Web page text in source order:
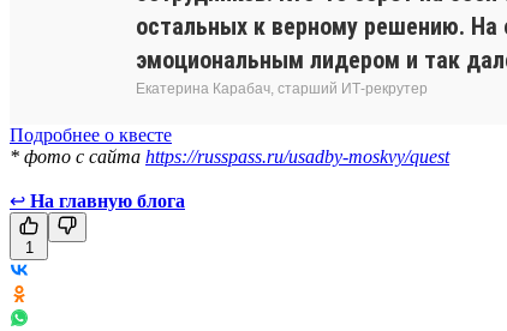
остальных к верному решению.
эмоциональным лидером и так
Екатерина Карабач, старший ИТ-рекрутер
Подробнее о квесте
* фото с сайта https://russpass.ru/usadby-moskvy/quest
↩ На главную блога
1